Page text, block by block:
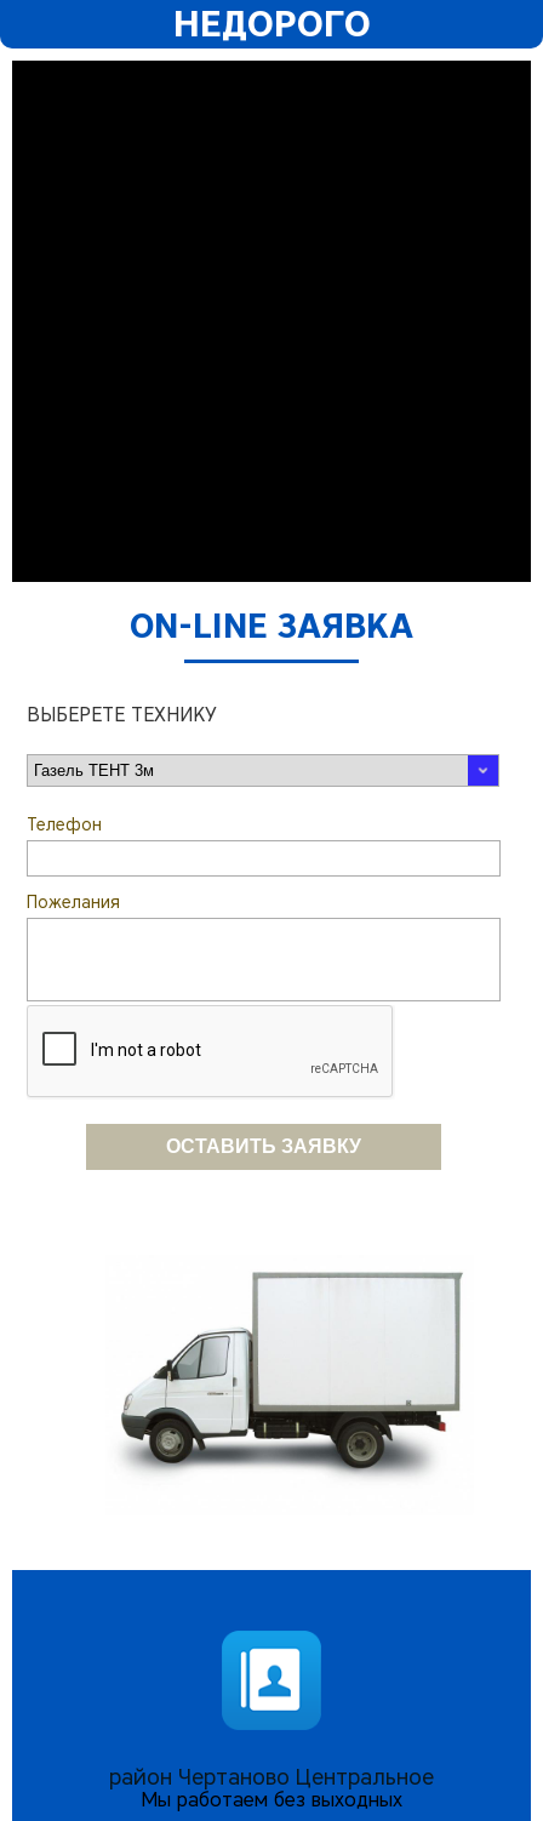
НЕДОРОГО
ON-LINE ЗАЯВКА
ВЫБЕРЕТЕ ТЕХНИКУ
Телефон
Пожелания
ОСТАВИТЬ ЗАЯВКУ
район Чертаново Центральное
Мы работаем без выходных